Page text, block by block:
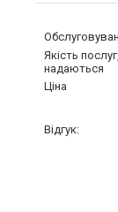
Якість
надаються
Ціна
Відгук: